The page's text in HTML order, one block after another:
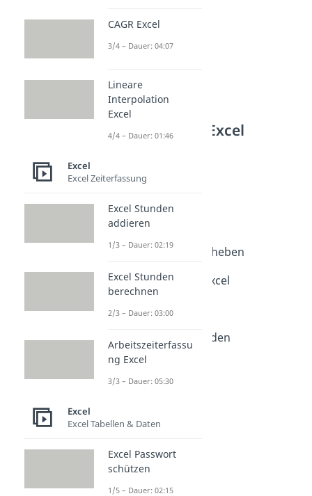
Weitere Inhalte: Excel
Excel Formeln
Dauer: 04:50
Dauer: 04:19
Zeilenumbruch Excel
Excel Schreibschutz aufheben
Standardabweichung Excel
Dauer: 03:05
Excel Betrag
Excel alle Zeilen einblenden
Dauer: 01:48
Excel Durchschnitt
Dauer: 02:27
CAGR Excel
3/4 – Dauer: 04:07
Lineare
Interpolation
Excel
4/4 – Dauer: 01:46
Excel
Excel Zeiterfassung
Excel Stunden
addieren
1/3 – Dauer: 02:19
Excel Stunden
berechnen
2/3 – Dauer: 03:00
Arbeitszeiterfassu
ng Excel
3/3 – Dauer: 05:30
Excel
Excel Tabellen & Daten
Excel Passwort
schützen
1/5 – Dauer: 02:15